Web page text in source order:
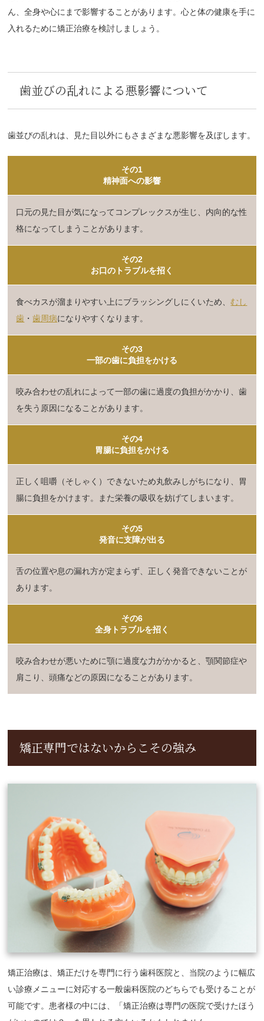
ん、全身や心にまで影響することがあります。心と体の健康を手に
入れるために矯正治療を検討しましょう。
歯並びの乱れによる悪影響について
歯並びの乱れは、見た目以外にもさまざまな悪影響を及ぼします。
その1
精神面への影響
口元の見た目が気になってコンプレックスが生じ、内向的な性
格になってしまうことがあります。
その2
お口のトラブルを招く
食べカスが溜まりやすい上にブラッシングしにくいため、むし
歯 ・歯周病になりやすくなります。
その3
一部の歯に負担をかける
咬み合わせの乱れによって一部の歯に過度の負担がかかり、歯
を失う原因になることがあります。
その4
胃腸に負担をかける
正しく咀嚼（そしゃく）できないため丸飲みしがちになり、胃
腸に負担をかけます。また栄養の吸収を妨げてしまいます。
その5
発音に支障が出る
舌の位置や息の漏れ方が定まらず、正しく発音できないことが
あります。
その6
全身トラブルを招く
咬み合わせが悪いために顎に過度な力がかかると、顎関節症や
肩こり、頭痛などの原因になることがあります。
矯正専門ではないからこその強み
矯正治療は、矯正だけを専門に行う歯科医院と、当院のように幅広
い診療メニューに対応する一般歯科医院のどちらでも受けることが
可能です。患者様の中には、「矯正治療は専門の医院で受けたほう